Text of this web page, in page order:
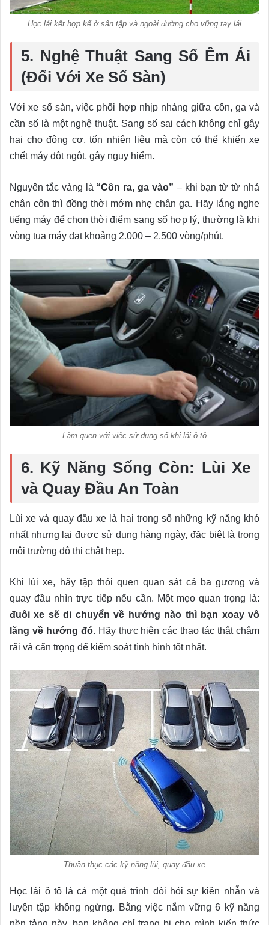
Học lái kết hợp kể ở sân tập và ngoài đường cho vững tay lái
5. Nghệ Thuật Sang Số Êm Ái
(Đối Với Xe Số Sàn)
Với xe số sàn, việc phối hợp nhịp nhàng giữa côn, ga và
cần số là một nghệ thuật. Sang số sai cách không chỉ gây
hại cho động cơ, tốn nhiên liệu mà còn có thể khiến xe
chết máy đột ngột, gây nguy hiểm.
Nguyên tắc vàng là “Côn ra, ga vào” – khi bạn từ từ nhả
chân côn thì đồng thời mớm nhẹ chân ga. Hãy lắng nghe
tiếng máy để chọn thời điểm sang số hợp lý, thường là khi
vòng tua máy đạt khoảng 2.000 – 2.500 vòng/phút.
Làm quen với việc sử dụng số khi lái ô tô
6. Kỹ Năng Sống Còn: Lùi Xe
và Quay Đầu An Toàn
Lùi xe và quay đầu xe là hai trong số những kỹ năng khó
nhất nhưng lại được sử dụng hàng ngày, đặc biệt là trong
môi trường đô thị chật hẹp.
Khi lùi xe, hãy tập thói quen quan sát cả ba gương và
quay đầu nhìn trực tiếp nếu cần. Một mẹo quan trọng là:
đuôi xe sẽ di chuyển về hướng nào thì bạn xoay vô
lăng về hướng đó. Hãy thực hiện các thao tác thật chậm
rãi và cẩn trọng để kiểm soát tình hình tốt nhất.
Thuần thục các kỹ năng lùi, quay đầu xe
Học lái ô tô là cả một quá trình đòi hỏi sự kiên nhẫn và
luyện tập không ngừng. Bằng việc nắm vững 6 kỹ năng